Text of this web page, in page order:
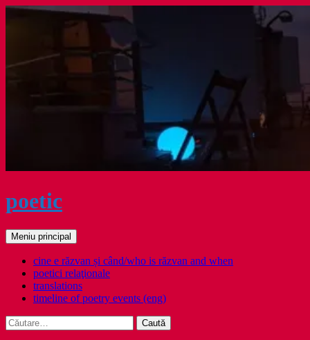
Sari
poetic
Caută
Meniu principal
cine e răzvan și când/who is răzvan and when
poetici relaţionale
translations
timeline of poetry events (eng)
Caută
după: